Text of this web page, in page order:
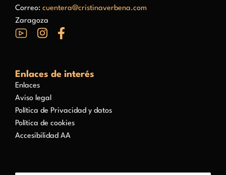
Correo: cuentera@cristinaverbena.com
Zaragoza
Enlaces de interés
Enlaces
Aviso legal
Política de Privacidad y datos
Política de cookies
Accesibilidad AA